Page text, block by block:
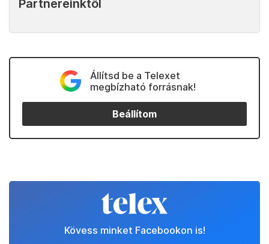
Partnereinktől
Állítsd be a Telexet
megbízható forrásnak!
Beállítom
Kövess minket Facebookon is!